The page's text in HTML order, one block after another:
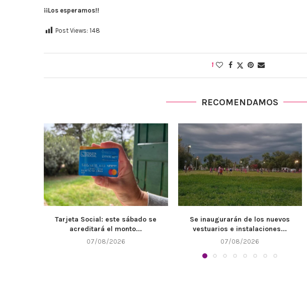
¡¡Los esperamos!!
Post Views: 148
1
RECOMENDAMOS
Se inaugurarán de los nuevos
vestuarios e instalaciones...
07/08/2026
El Municipio refuerza el
mantenimiento de canales y...
07/08/2026